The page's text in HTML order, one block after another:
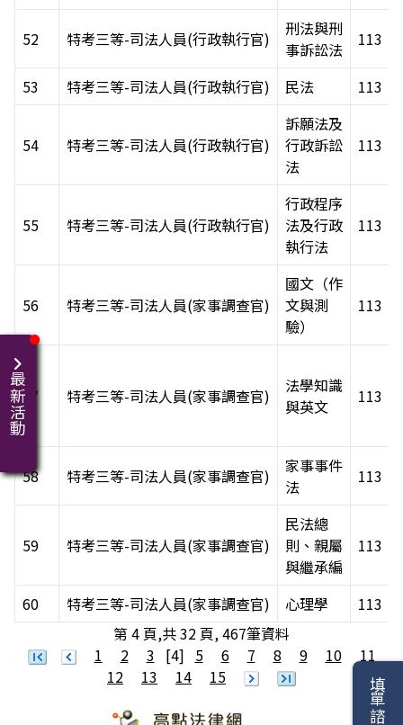
52 特考三等-司法人員(行政執行官)
刑法與刑
事訴訟法
113
53
特考三等-司法人員(行政執行官) 民法 113
54 特考三等-司法人員(行政執行官)
訴願法及
行政訴訟
法
113
55 特考三等-司法人員(行政執行官)
行政程序
法及行政
執行法
113
56 特考三等-司法人員(家事調查官)
國文（作
文與測
驗）
113
57 特考三等-司法人員(家事調查官)
法學知識
與英文
113
58 特考三等-司法人員(家事調查官)
家事事件
法
113
59 特考三等-司法人員(家事調查官)
民法總
則、親屬
與繼承編
113
60 特考三等-司法人員(家事調查官) 心理學 113
第 4 頁,共 32 頁, 467筆資料
1
2 3 [4] 5 6 7 8 9 10
11
12
13 14 15 填單諮詢
最新活動